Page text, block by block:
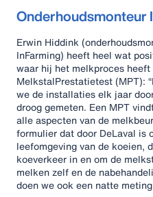
Onderhoudsmonteur
Erwin Hiddink
InFarming) heeft heel wat
waar hij het melkproces
MelkstalPrestatietest (MPT):
we de installaties elk jaar
droog gemeten. Een MPT
alle aspecten van de
formulier dat door DeLaval is
leefomgeving van de koeien,
koeverkeer in en om de
melken zelf en de
doen we ook een natte